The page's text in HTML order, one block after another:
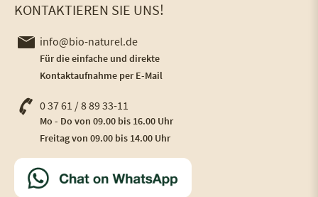
KONTAKTIEREN SIE UNS!
info@bio-naturel.de
Für die einfache und direkte
Kontaktaufnahme per E-Mail
0 37 61 / 8 89 33-11
Mo - Do von 09.00 bis 16.00 Uhr
Freitag von 09.00 bis 14.00 Uhr